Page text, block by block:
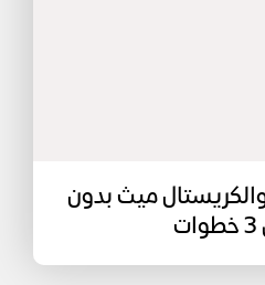
ميث بدون